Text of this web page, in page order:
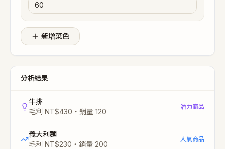
新增菜色
分析結果
牛排
毛利 NT$430 ・ 銷量 120
潛力商品
義大利麵
毛利 NT$230 ・ 銷量 200
人氣商品